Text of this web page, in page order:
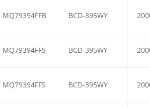
MQ79394FFB BCD-395WY
MQ79394FFS BCD-395WY
MQ79394FFS BCD-395WY